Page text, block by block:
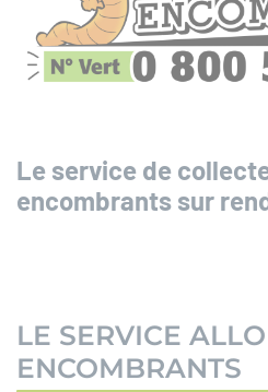
Le service de
encombrants sur
LE SERVICE ALLO
ENCOMBRANTS